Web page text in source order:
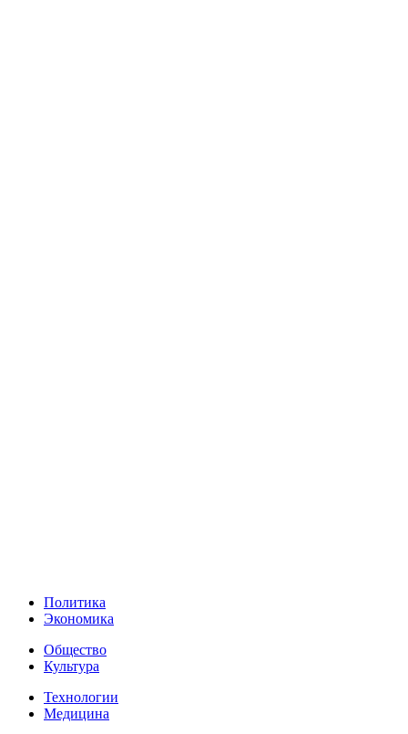
Политика
Экономика
Общество
Культура
Технологии
Медицина